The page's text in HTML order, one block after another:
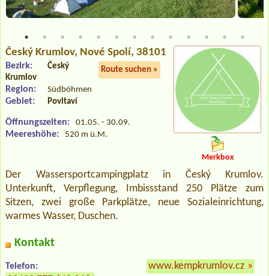
Český Krumlov, Nové Spolí, 38101
Route suchen »
Bezirk:
Český
Krumlov
Region: Südböhmen
Gebiet: Povltaví
Öffnungszeiten: 01.05. - 30.09.
Meereshöhe: 520 m ü.M.
Merkbox
Der Wassersportcampingplatz in Český Krumlov.
Unterkunft, Verpflegung, Imbissstand 250 Plätze zum
Sitzen, zwei große Parkplätze, neue Sozialeinrichtung,
warmes Wasser, Duschen.
Kontakt
Telefon: www.kempkrumlov.cz »